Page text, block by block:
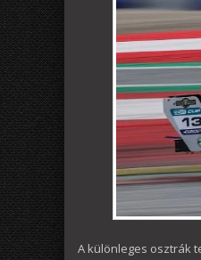
A különleges osztrák